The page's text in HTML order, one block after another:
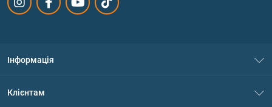
Інформація
Клієнтам